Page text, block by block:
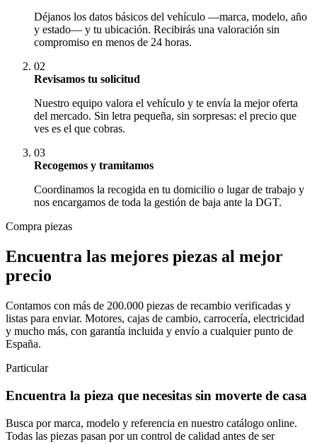
Déjanos los datos básicos del vehículo —marca, modelo, año
y estado— y tu ubicación. Recibirás una valoración sin
compromiso en menos de 24 horas.
02
Revisamos tu solicitud
Nuestro equipo valora el vehículo y te envía la mejor oferta
del mercado. Sin letra pequeña, sin sorpresas: el precio que
ves es el que cobras.
03
Recogemos y tramitamos
Coordinamos la recogida en tu domicilio o lugar de trabajo y
nos encargamos de toda la gestión de baja ante la DGT.
Compra piezas
Encuentra las mejores piezas al mejor
precio
Contamos con más de 200.000 piezas de recambio verificadas y
listas para enviar. Motores, cajas de cambio, carrocería, electricidad
y mucho más, con garantía incluida y envío a cualquier punto de
España.
Particular
Encuentra la pieza que necesitas sin moverte de casa
Busca por marca, modelo y referencia en nuestro catálogo online.
Todas las piezas pasan por un control de calidad antes de ser